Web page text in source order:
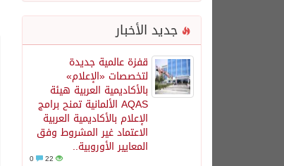
جديد الأخبار
قفزة عالمية جديدة
لتخصصات «الإعلام»
بالأكاديمية العربية هيئة
AQAS الألمانية تمنح برامج
الإعلام بالأكاديمية العربية
الاعتماد غير المشروط وفق
المعايير الأوروبية..
22